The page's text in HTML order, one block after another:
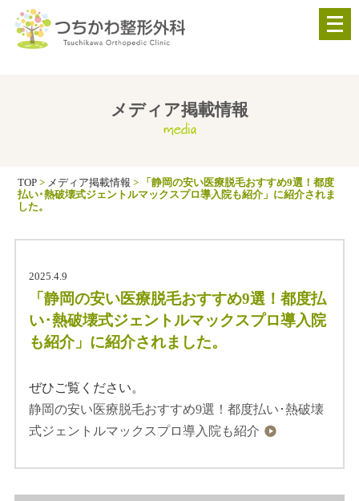
メ
ニ
メディア掲載情報
media
TOP > メディア掲載情報 >
「静岡の安い医療脱毛おすすめ9選！都度
払い･熱破壊式ジェントルマックスプロ導入院も紹介」に紹介されま
した。
2025.4.9
「静岡の安い医療脱毛おすすめ9選！都度払
い･熱破壊式ジェントルマックスプロ導入院
も紹介」に紹介されました。
ぜひご覧ください。
静岡の安い医療脱毛おすすめ9選！都度払い･熱破壊
式ジェントルマックスプロ導入院も紹介